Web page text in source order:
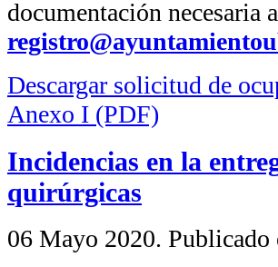
documentación necesaria
Descargar solicitud de
Anexo I (PDF)
Incidencias en la
quirúrgicas
06 Mayo 2020. Publicado